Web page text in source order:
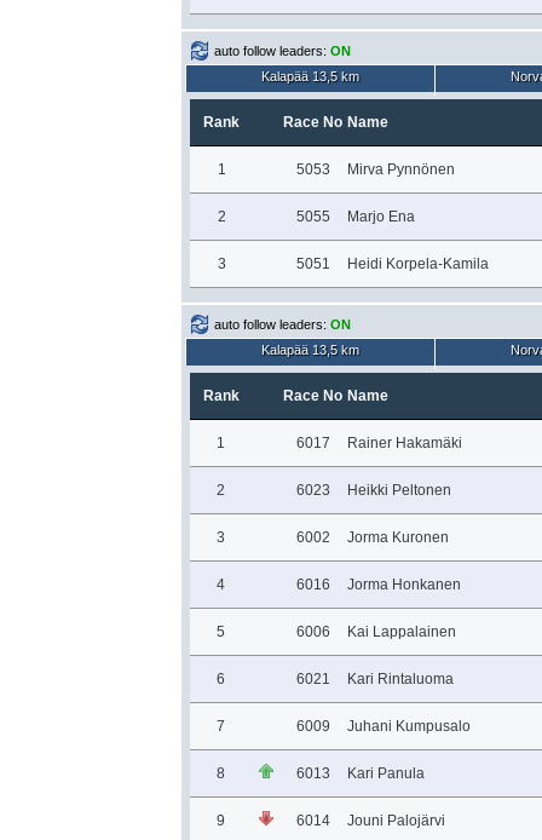
auto follow leaders: ON
Kalapää 13,5 km
Rank Race No Name
1 5053 Mirva Pynnönen
2 5055 Marjo Ena
3 5051 Heidi Korpela-Kamila
auto follow leaders: ON
Kalapää 13,5 km
Rank Race No Name
1 6017 Rainer Hakamäki
2 6023 Heikki Peltonen
3 6002 Jorma Kuronen
4 6016 Jorma Honkanen
5 6006 Kai Lappalainen
6 6021 Kari Rintaluoma
7 6009 Juhani Kumpusalo
8 6013 Kari Panula
9 6014 Jouni Palojärvi